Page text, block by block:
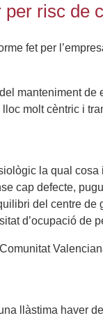
risc de
fet per
manteniment
molt cèntric i
la qual
cap defecte,
del centre de
d’ocupació de
llàstima haver